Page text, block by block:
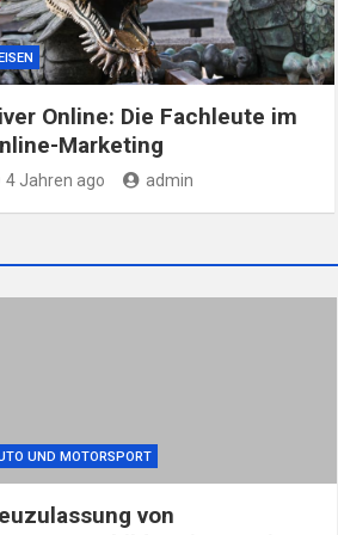
Online: Die Fachleute im
Marketing
4 Jahren ago admin
UND MOTORSPORT
von